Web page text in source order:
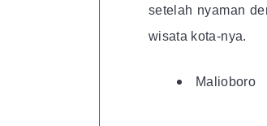
setelah nyaman
wisata kota-nya.
Malioboro